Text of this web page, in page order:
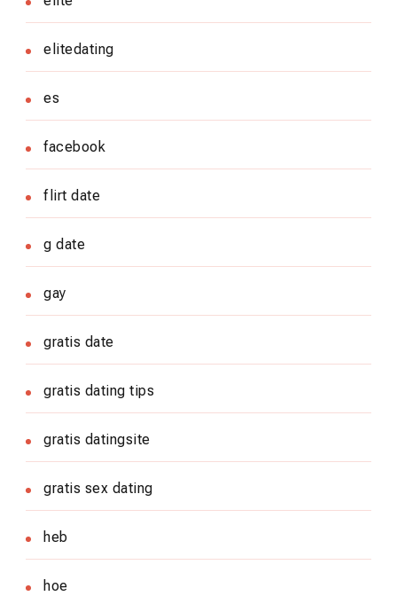
elitedating
es
facebook
flirt date
g date
gay
gratis date
gratis dating tips
gratis datingsite
gratis sex dating
heb
hoe